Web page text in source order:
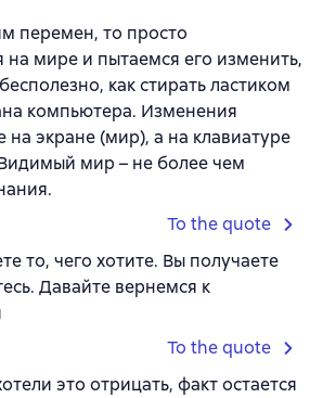
перемен, то просто
на мире и пытаемся его изменить,
как стирать ластиком
компьютера. Изменения
на экране (мир), а на клавиатуре
мир – не более чем
To the quote
то, чего хотите. Вы получаете
Давайте вернемся к
To the quote
это отрицать, факт остается